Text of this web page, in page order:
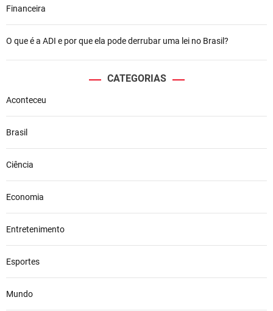
Financeira
O que é a ADI e por que ela pode derrubar uma lei no Brasil?
CATEGORIAS
Aconteceu
Brasil
Ciência
Economia
Entretenimento
Esportes
Mundo